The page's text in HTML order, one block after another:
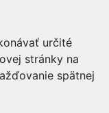
určité
stránky na
spätnej